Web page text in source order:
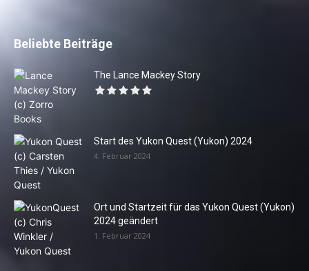
Beliebte Beiträge
The Lance Mackey Story
Start des Yukon Quest (Yukon) 2024
4. Februar 2024
Ort und Startzeit für das Yukon Quest (Yukon)
2024 geändert
1. Februar 2024